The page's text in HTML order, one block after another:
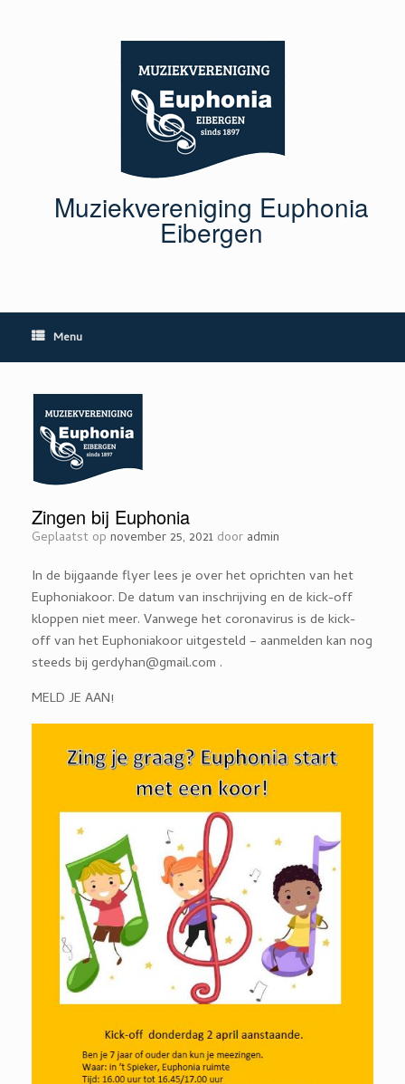
Muziekvereniging Euphonia
Eibergen
Menu
Zingen bij Euphonia
Geplaatst op november 25, 2021 door admin
In de bijgaande flyer lees je over het oprichten van het
Euphoniakoor. De datum van inschrijving en de kick-off
kloppen niet meer. Vanwege het coronavirus is de kick-
off van het Euphoniakoor uitgesteld – aanmelden kan nog
steeds bij gerdyhan@gmail.com .
MELD JE AAN!